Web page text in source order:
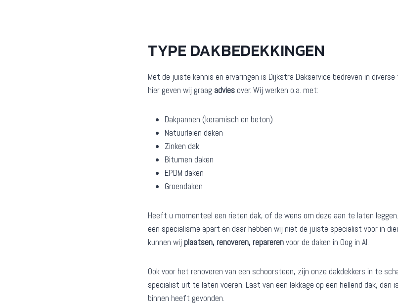
TYPE DAKBEDEKKINGEN
Met de juiste kennis en ervaringen is Dijkstra Dakservice bedreven in
hier geven wij graag advies over. Wij werken o.a. met:
Dakpannen (keramisch en beton)
Natuurleien daken
Zinken dak
Bitumen daken
EPDM daken
Groendaken
Heeft u momenteel een rieten dak, of de wens om deze aan te laten
een specialisme apart en daar hebben wij niet de juiste specialist voor in
kunnen wij plaatsen, renoveren, reparerenvoor de daken in Oog in Al.
Ook voor het renoveren van een schoorsteen, zijn onze dakdekkers in te
specialist uit te laten voeren. Last van een lekkage op een hellend dak,
binnen heeft gevonden.